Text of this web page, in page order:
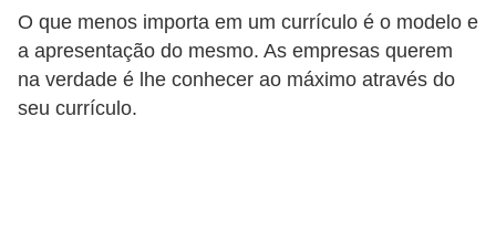
O que menos importa em um currículo é o modelo e
a apresentação do mesmo. As empresas querem
na verdade é lhe conhecer ao máximo através do
seu currículo.
s
e
d
i